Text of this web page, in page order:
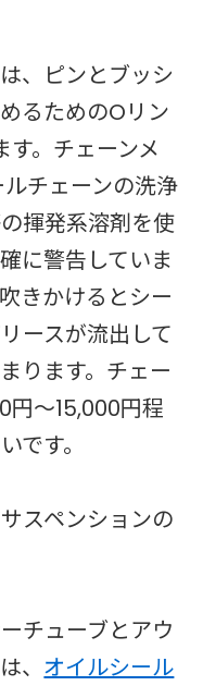
、ピンとブッシ
るためのOリン
す。チェーンメ
チェーンの洗浄
揮発系溶剤を使
に警告していま
きかけるとシー
ースが流出して
ります。チェー
円〜15,000円程
です。
スペンションの
チューブとアウ
、 オイルシール